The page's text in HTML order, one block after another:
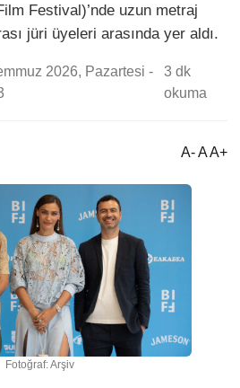
Festival)’nde uzun metraj
jüri üyeleri arasında yer aldı.
2026, Pazartesi -
3 dk
okuma
A- A A+
Fotoğraf: Arşiv